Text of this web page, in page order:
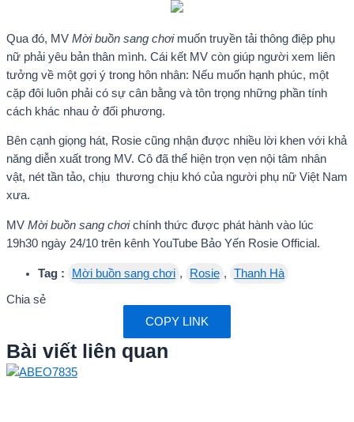
Qua đó, MV Mời buồn sang chơimuốn truyền tải thông điệp phụ
nữ phải yêu bản thân mình. Cái kết MV còn giúp người xem liên
tưởng về một gợi ý trong hôn nhân: Nếu muốn hạnh phúc, một
cặp đôi luôn phải có sự cân bằng và tôn trọng những phần tính
cách khác nhau ở đối phương.
Bên cạnh giọng hát, Rosie cũng nhận được nhiều lời khen với khả
năng diễn xuất trong MV. Cô đã thể hiện trọn vẹn nội tâm nhân
vật, nét tần tảo, chịu thương chịu khó của người phụ nữ Việt Nam
xưa.
MV Mời buồn sang chơichính thức được phát hành vào lúc
19h30 ngày 24/10 trên kênh YouTube Bảo Yến Rosie Official.
Tag : Mời buồn sang chơi , Rosie , Thanh Hà
Chia sẻ
COPY LINK
Bài viết liên quan